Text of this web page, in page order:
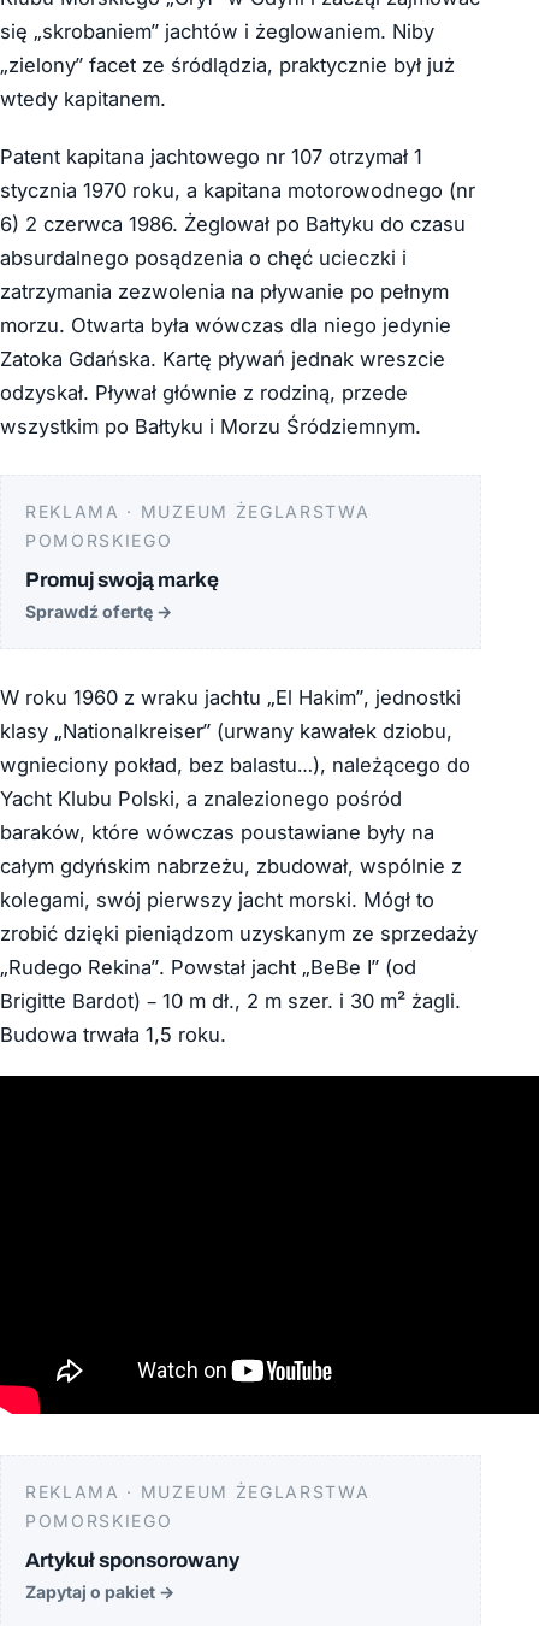
się „skrobaniem” jachtów i żeglowaniem. Niby
„zielony” facet ze śródlądzia, praktycznie był już
wtedy kapitanem.
Patent kapitana jachtowego nr 107 otrzymał 1
stycznia 1970 roku, a kapitana motorowodnego (nr
6) 2 czerwca 1986. Żeglował po Bałtyku do czasu
absurdalnego posądzenia o chęć ucieczki i
zatrzymania zezwolenia na pływanie po pełnym
morzu. Otwarta była wówczas dla niego jedynie
Zatoka Gdańska. Kartę pływań jednak wreszcie
odzyskał. Pływał głównie z rodziną, przede
wszystkim po Bałtyku i Morzu Śródziemnym.
REKLAMA · MUZEUM ŻEGLARSTWA
POMORSKIEGO
Promuj swoją markę
Sprawdź ofertę →
W roku 1960 z wraku jachtu „El Hakim”, jednostki
klasy „Nationalkreiser” (urwany kawałek dziobu,
wgnieciony pokład, bez balastu…), należącego do
Yacht Klubu Polski, a znalezionego pośród
baraków, które wówczas poustawiane były na
całym gdyńskim nabrzeżu, zbudował, wspólnie z
kolegami, swój pierwszy jacht morski. Mógł to
zrobić dzięki pieniądzom uzyskanym ze sprzedaży
„Rudego Rekina”. Powstał jacht „BeBe I” (od
Brigitte Bardot) – 10 m dł., 2 m szer. i 30 m² żagli.
Budowa trwała 1,5 roku.
REKLAMA · MUZEUM ŻEGLARSTWA
POMORSKIEGO
Artykuł sponsorowany
Zapytaj o pakiet →